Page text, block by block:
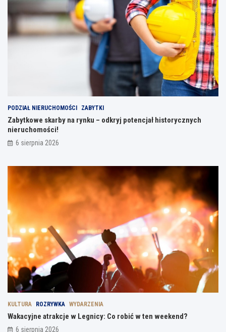
PODZIAŁ NIERUCHOMOŚCI ZABYTKI
Zabytkowe skarby na rynku – odkryj potencjał historycznych
nieruchomości!
6 sierpnia 2026
KULTURA ROZRYWKA WYDARZENIA
Wakacyjne atrakcje w Legnicy: Co robić w ten weekend?
6 sierpnia 2026